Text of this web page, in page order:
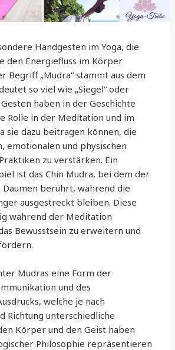
Handgesten im Yoga, die
den Energiefluss im Körper
Begriff „Mudra“ stammt aus dem
so viel wie „Siegel“ oder
Gesten haben in der Geschichte
Rolle in der Meditation und im
sie dazu beitragen können, die
emotionalen und physischen
zu verstärken. Ein
ist das Chin Mudra, bei dem der
berührt, während die
ausgestreckt bleiben. Diese
während der Meditation
Bewusstsein zu erweitern und
Mudras eine Form der
und des
welche je nach
Richtung unterschiedliche
Körper und den Geist haben
Philosophie repräsentieren